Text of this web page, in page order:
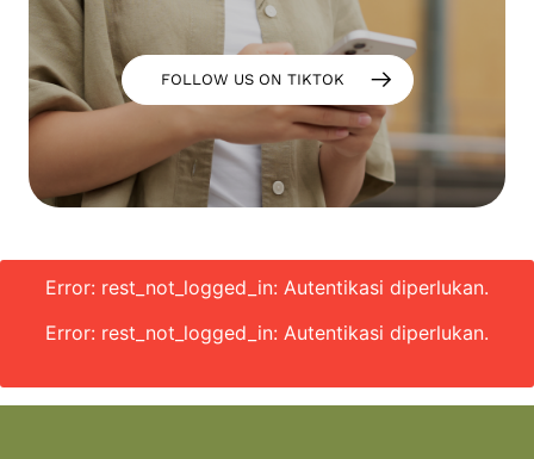
FOLLOW US ON TIKTOK
Error: rest_not_logged_in: Autentikasi diperlukan.
Error: rest_not_logged_in: Autentikasi diperlukan.